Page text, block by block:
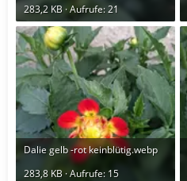
283,2 KB · Aufrufe: 21
Dalie gelb -rot keinblütig.webp
283,8 KB · Aufrufe: 15